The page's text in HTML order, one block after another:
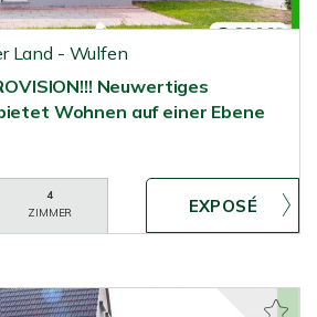
Land - Wulfen
Neuwertiges
Wohnen auf einer Ebene
4
ZIMMER